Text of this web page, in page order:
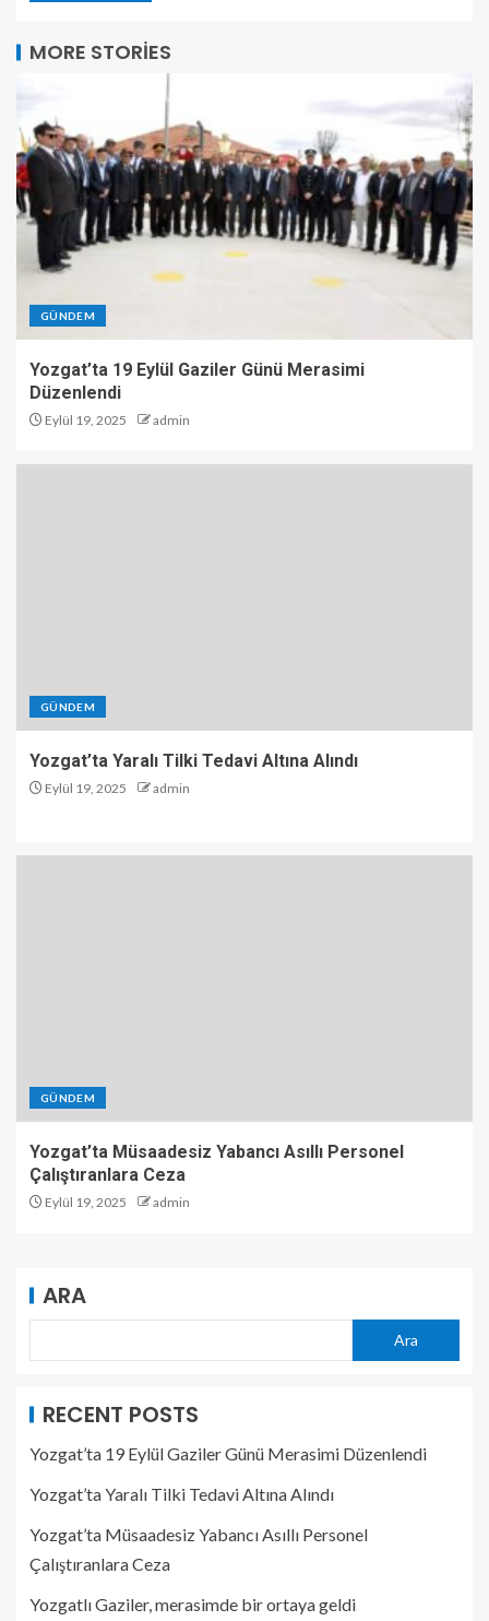
MORE STORIES
GÜNDEM
Yozgat’ta 19 Eylül Gaziler Günü Merasimi
Düzenlendi
Eylül 19, 2025 admin
GÜNDEM
Yozgat’ta Yaralı Tilki Tedavi Altına Alındı
Eylül 19, 2025 admin
GÜNDEM
Yozgat’ta Müsaadesiz Yabancı Asıllı Personel
Çalıştıranlara Ceza
Eylül 19, 2025 admin
ARA
Ara
RECENT POSTS
Yozgat’ta 19 Eylül Gaziler Günü Merasimi Düzenlendi
Yozgat’ta Yaralı Tilki Tedavi Altına Alındı
Yozgat’ta Müsaadesiz Yabancı Asıllı Personel
Çalıştıranlara Ceza
Yozgatlı Gaziler, merasimde bir ortaya geldi